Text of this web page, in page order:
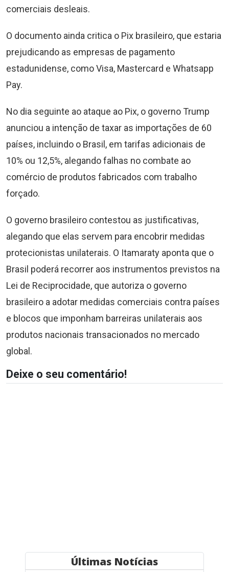
comerciais desleais.
O documento ainda critica o Pix brasileiro, que estaria
prejudicando as empresas de pagamento
estadunidense, como Visa, Mastercard e Whatsapp
Pay.
No dia seguinte ao ataque ao Pix, o governo Trump
anunciou a intenção de taxar as importações de 60
países, incluindo o Brasil, em tarifas adicionais de
10% ou 12,5%, alegando falhas no combate ao
comércio de produtos fabricados com trabalho
forçado.
O governo brasileiro contestou as justificativas,
alegando que elas servem para encobrir medidas
protecionistas unilaterais. O Itamaraty aponta que o
Brasil poderá recorrer aos instrumentos previstos na
Lei de Reciprocidade, que autoriza o governo
brasileiro a adotar medidas comerciais contra países
e blocos que imponham barreiras unilaterais aos
produtos nacionais transacionados no mercado
global.
Deixe o seu comentário!
Últimas Notícias